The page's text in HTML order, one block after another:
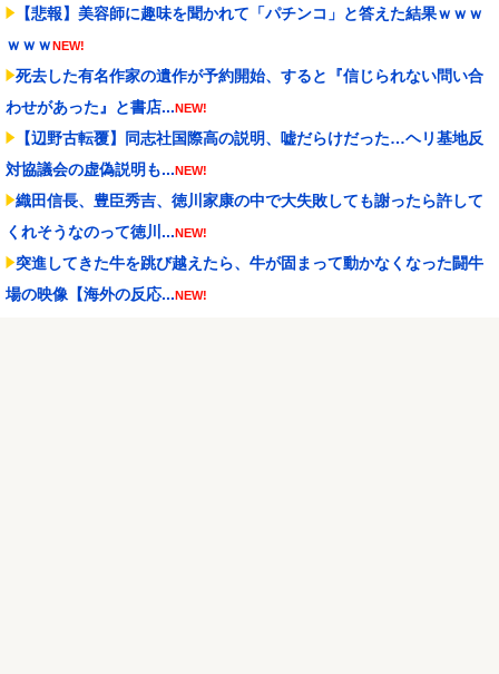
【悲報】美容師に趣味を聞かれて「パチンコ」と答えた結果ｗｗｗ
ｗｗｗNEW!
死去した有名作家の遺作が予約開始、すると『信じられない問い合
わせがあった』と書店...NEW!
【辺野古転覆】同志社国際高の説明、嘘だらけだった…ヘリ基地反
対協議会の虚偽説明も...NEW!
織田信長、豊臣秀吉、徳川家康の中で大失敗しても謝ったら許して
くれそうなのって徳川...NEW!
突進してきた牛を跳び越えたら、牛が固まって動かなくなった闘牛
場の映像【海外の反応...NEW!